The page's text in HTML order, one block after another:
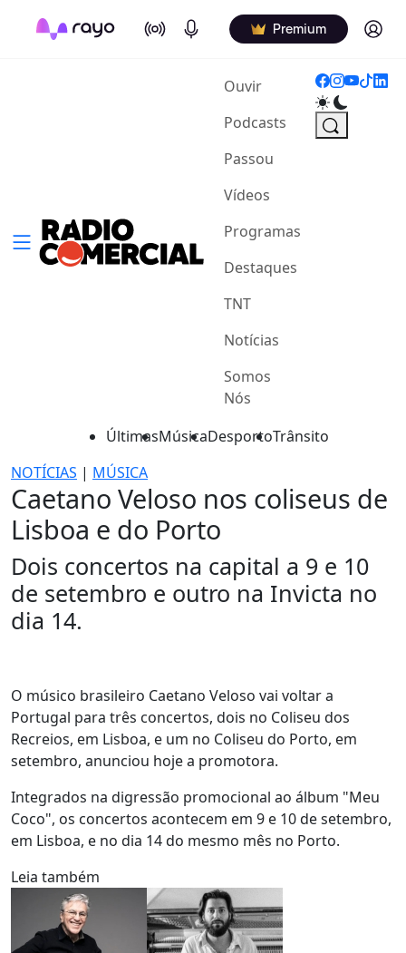
On Air Podcasts Premium Log in
Ouvir(current)
Podcasts
Passou
Vídeos
Programas
Destaques
TNT
Notícias
Somos
Nós
ÚltimasMúsicaDesportoTrânsito
NOTÍCIAS | MÚSICA
Caetano Veloso nos coliseus de
Lisboa e do Porto
Dois concertos na capital a 9 e 10
de setembro e outro na Invicta no
dia 14.
O músico brasileiro Caetano Veloso vai voltar a
Portugal para três concertos, dois no Coliseu dos
Recreios, em Lisboa, e um no Coliseu do Porto, em
setembro, anunciou hoje a promotora.
Integrados na digressão promocional ao álbum "Meu
Coco", os concertos acontecem em 9 e 10 de setembro,
em Lisboa, e no dia 14 do mesmo mês no Porto.
Leia também